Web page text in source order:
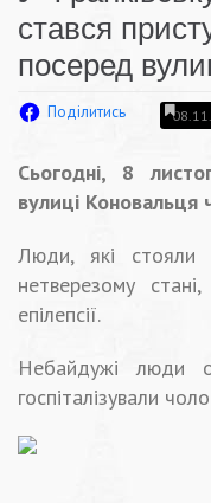
стався
посеред
Поділитись
Сьогодні, 8
вулиці Коновальця
Люди, які
нетверезому
епілепсії.
Небайдужі люди
госпіталізували